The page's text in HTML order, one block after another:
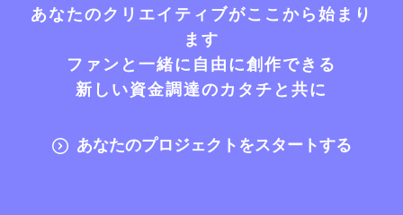
あなたのクリエイティブがここから始まり
ます
ファンと一緒に自由に創作できる
新しい資金調達のカタチと共に
あなたのプロジェクトをスタートする